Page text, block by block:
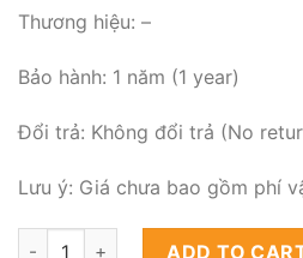
Thương hiệu: –
Bảo hành: 1 năm (1 year)
Đổi trả: Không đổi trả (No
Lưu ý: Giá chưa bao gồm phí
Đèn thả trần Kaisi quantity
ADD TO